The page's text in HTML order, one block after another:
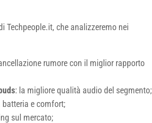
Techpeople.it, che analizzeremo nei
rumore con il miglior rapporto
: la migliore qualità audio del segmento;
e comfort;
sul mercato;